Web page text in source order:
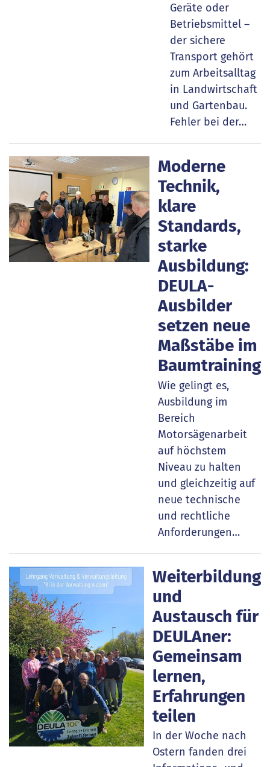
Geräte oder
Betriebsmittel –
der sichere
Transport gehört
zum Arbeitsalltag
in Landwirtschaft
und Gartenbau.
Fehler bei der…
Moderne
Technik,
klare
Standards,
starke
Ausbildung:
DEULA-
Ausbilder
setzen neue
Maßstäbe im
Baumtraining
Wie gelingt es,
Ausbildung im
Bereich
Motorsägenarbeit
auf höchstem
Niveau zu halten
und gleichzeitig auf
neue technische
und rechtliche
Anforderungen…
Weiterbildung
und
Austausch für
DEULAner:
Gemeinsam
lernen,
Erfahrungen
teilen
In der Woche nach
Ostern fanden drei